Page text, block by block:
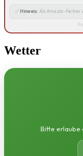
🔗 Hinweis: Als Amazon-Partner
Wetter
Bitte erlaube